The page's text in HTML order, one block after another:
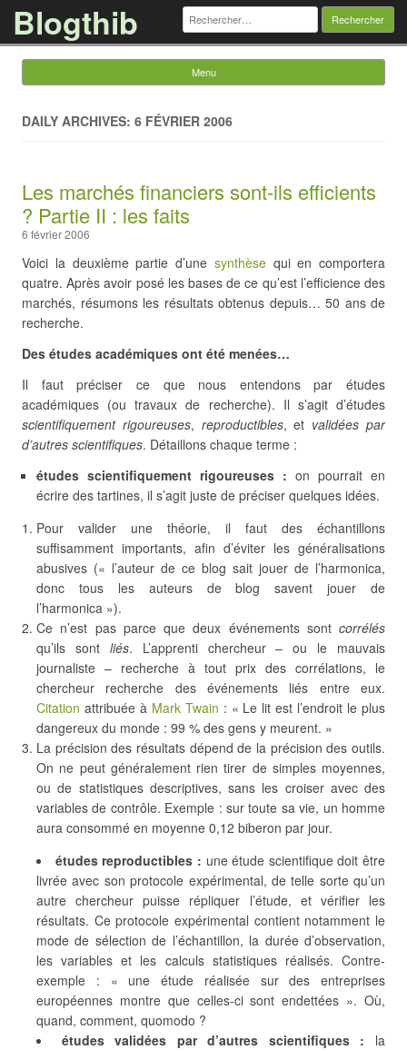
Blogthib Rechercher :
Menu
DAILY ARCHIVES: 6 FÉVRIER 2006
Les marchés financiers sont-ils efficients
? Partie II : les faits
6 février 2006
Voici la deuxième partie d’une synthèsequi en comportera
quatre. Après avoir posé les bases de ce qu’est l’efficience des
marchés, résumons les résultats obtenus depuis… 50 ans de
recherche.
Des études académiques ont été menées…
Il faut préciser ce que nous entendons par études
académiques (ou travaux de recherche). Il s’agit d’études
scientifiquement rigoureuses, reproductibles, et validées par
d’autres scientifiques. Détaillons chaque terme :
études scientifiquement rigoureuses : on pourrait en
écrire des tartines, il s’agit juste de préciser quelques idées.
Pour valider une théorie, il faut des échantillons
suffisamment importants, afin d’éviter les généralisations
abusives (« l’auteur de ce blog sait jouer de l’harmonica,
donc tous les auteurs de blog savent jouer de
l’harmonica »).
Ce n’est pas parce que deux événements sont corrélés
qu’ils sont liés. L’apprenti chercheur – ou le mauvais
journaliste – recherche à tout prix des corrélations, le
chercheur recherche des événements liés entre eux.
Citation attribuée à Mark Twain : « Le lit est l’endroit le plus
dangereux du monde : 99 % des gens y meurent. »
La précision des résultats dépend de la précision des outils.
On ne peut généralement rien tirer de simples moyennes,
ou de statistiques descriptives, sans les croiser avec des
variables de contrôle. Exemple : sur toute sa vie, un homme
aura consommé en moyenne 0,12 biberon par jour.
études reproductibles : une étude scientifique doit être
livrée avec son protocole expérimental, de telle sorte qu’un
autre chercheur puisse répliquer l’étude, et vérifier les
résultats. Ce protocole expérimental contient notamment le
mode de sélection de l’échantillon, la durée d’observation,
les variables et les calculs statistiques réalisés. Contre-
exemple : « une étude réalisée sur des entreprises
européennes montre que celles-ci sont endettées ». Où,
quand, comment, quomodo ?
études validées par d’autres scientifiques : la